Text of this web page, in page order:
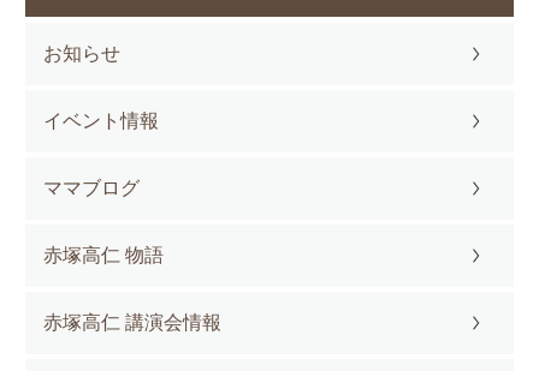
お知らせ
イベント情報
ママブログ
赤塚高仁 物語
赤塚高仁 講演会情報